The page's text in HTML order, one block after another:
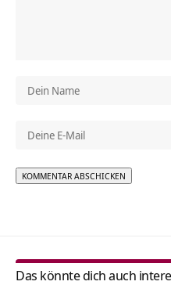
Das könnte dich auch